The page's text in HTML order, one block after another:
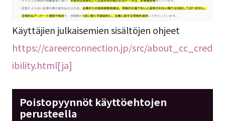
Käyttäjien julkaisemien sisältöjen ohjeet
https://careerconnection.jp/src/about_cc_cred
ibility.html[ja]
Poistopyynnöt käyttöehtojen
perusteella